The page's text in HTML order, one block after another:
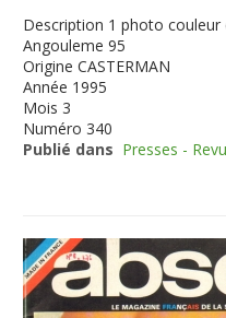
Description 1 photo couleur
Angouleme 95
Origine CASTERMAN
Année 1995
Mois 3
Numéro 340
Publié dans Presses -